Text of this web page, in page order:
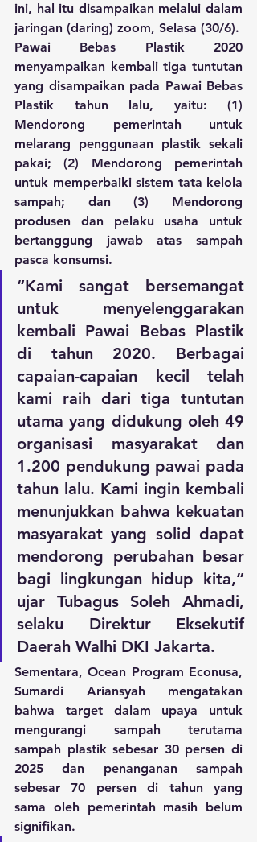
ini, hal itu disampaikan melalui dalam
jaringan (daring) zoom, Selasa (30/6).
Pawai Bebas Plastik 2020
menyampaikan kembali tiga tuntutan
yang disampaikan pada Pawai Bebas
Plastik tahun lalu, yaitu: (1)
Mendorong pemerintah untuk
melarang penggunaan plastik sekali
pakai; (2) Mendorong pemerintah
untuk memperbaiki sistem tata kelola
sampah; dan (3) Mendorong
produsen dan pelaku usaha untuk
bertanggung jawab atas sampah
pasca konsumsi.
“​Kami sangat bersemangat
untuk menyelenggarakan
kembali Pawai Bebas Plastik
di tahun 2020. Berbagai
capaian-capaian kecil telah
kami raih dari tiga tuntutan
utama yang didukung oleh 49
organisasi masyarakat dan
1.200 pendukung pawai pada
tahun lalu. Kami ingin kembali
menunjukkan bahwa kekuatan
masyarakat yang solid dapat
mendorong perubahan besar
bagi lingkungan hidup kita,”
ujar ​Tubagus Soleh Ahmadi,
selaku Direktur Eksekutif
Daerah Walhi DKI Jakarta.
Sementara, Ocean Program Econusa,
Sumardi Ariansyah mengatakan
bahwa target dalam upaya untuk
mengurangi sampah terutama
sampah plastik sebesar 30 persen di
2025 dan penanganan sampah
sebesar 70 persen di tahun yang
sama oleh pemerintah masih belum
signifikan.